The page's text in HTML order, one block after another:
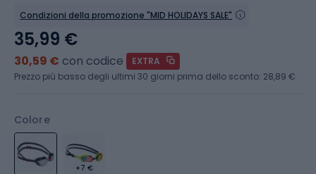
Condizioni della promozione "MID HOLIDAYS SALE"
Colore
+7 €
35,99 €
30,59 € con codice
EXTRA
Prezzo più basso degli ultimi 30 giorni prima dello sconto: 28,89 €